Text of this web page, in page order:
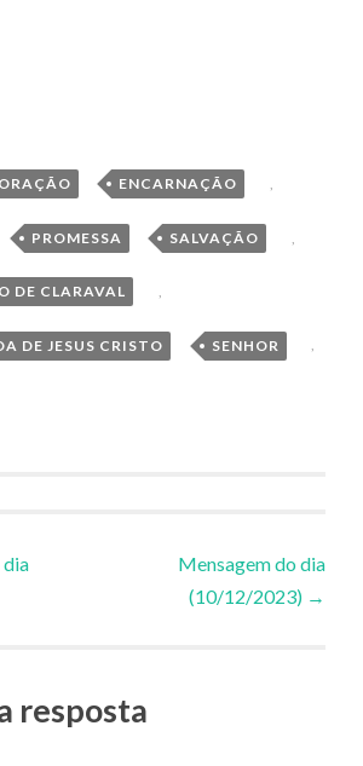
, ENCARNAÇÃO ,
, PROMESSA , SALVAÇÃO
DE CLARAVAL ,
DE JESUS CRISTO , SENHOR ,
dia
Mensagem do dia
(10/12/2023) →
resposta